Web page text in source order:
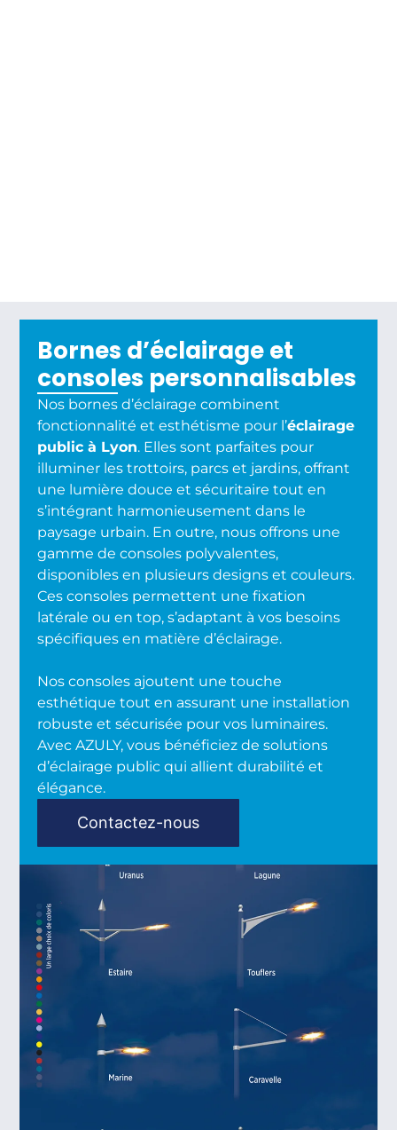
Bornes d’éclairage et
consoles personnalisables
Nos bornes d’éclairage combinent
fonctionnalité et esthétisme pour l’éclairage
public à Lyon. Elles sont parfaites pour
illuminer les trottoirs, parcs et jardins, offrant
une lumière douce et sécuritaire tout en
s’intégrant harmonieusement dans le
paysage urbain. En outre, nous offrons une
gamme de consoles polyvalentes,
disponibles en plusieurs designs et couleurs.
Ces consoles permettent une fixation
latérale ou en top, s’adaptant à vos besoins
spécifiques en matière d’éclairage.
Nos consoles ajoutent une touche
esthétique tout en assurant une installation
robuste et sécurisée pour vos luminaires.
Avec AZULY, vous bénéficiez de solutions
d’éclairage public qui allient durabilité et
élégance.
Contactez-nous